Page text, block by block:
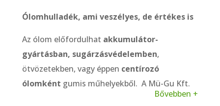
Ólomhulladék, ami veszélyes, de értékes is
Az ólom előfordulhat akkumulátor-
gyártásban, sugárzásvédelemben,
ötvözetekben, vagy éppen centírozó
ólomként gumis műhelyekből. A Mü-Gu Kft.
tőkeerős háttérrel, engedélyekkel és korszerű
Bővebben +